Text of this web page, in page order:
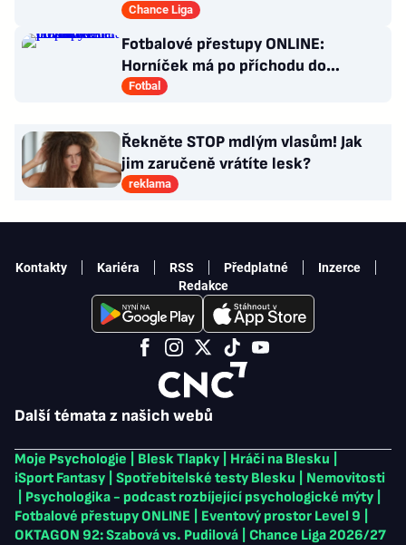
vytažená z klobouku
Chance Liga
Fotbalové přestupy ONLINE:
Horníček má po příchodu do
Newcastlu nového trenéra
Fotbal
Řekněte STOP mdlým vlasům! Jak
jim zaručeně vrátíte lesk?
reklama
Další témata z našich webů
Moje Psychologie Blesk Tlapky Hráči na Blesku
iSport Fantasy
Spotřebitelské testy Blesku
Nemovitosti
Psychologika - podcast rozbíjející psychologické mýty
Fotbalové přestupy ONLINE
Eventový prostor Level 9
OKTAGON 92: Szabová vs. Pudilová
Chance Liga 2026/27
Kontakty Kariéra RSS Předplatné
Inzerce
Redakce